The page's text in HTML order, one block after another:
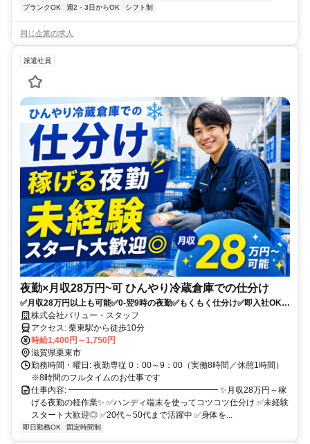
ブランクOK 週2・3日からOK シフト制
同じ企業の求人
派遣社員
夜勤×月収28万円~可 ひんやり冷蔵倉庫での仕分け
✅月収28万円以上も可能✅0-翌9時の夜勤✅もくもく仕分け✅即入社OK✅
週払いOK
株式会社バリュー・スタッフ
アクセス: 栗東駅から徒歩10分
時給1,400円～1,750円
滋賀県栗東市
勤務時間・曜日: 夜勤専従 0：00～9：00（実働8時間／休憩1時間）
※8時間のフルタイムのお仕事です
仕事内容: ━━━━━━━━━━━━━━━━━━ ✨月収28万円～稼
げる夜勤の軽作業✨ ✅ハンディ端末を使ってコツコツ仕分け ✅未経験
スタート大歓迎◎ ✅20代～50代まで活躍中 ✅身体を...
即日勤務OK 固定時間制